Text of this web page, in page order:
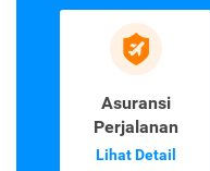
Asuransi
Perjalanan
Lihat Detail